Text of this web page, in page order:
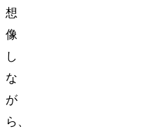
想
像
し
な
が
ら、